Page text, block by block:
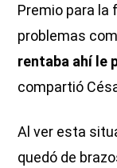
Premio para la
problemas
rentaba ahí le
compartió
Al ver esta
quedó de